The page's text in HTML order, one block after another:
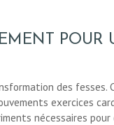
des fesses.
exercices
nécessaires pour